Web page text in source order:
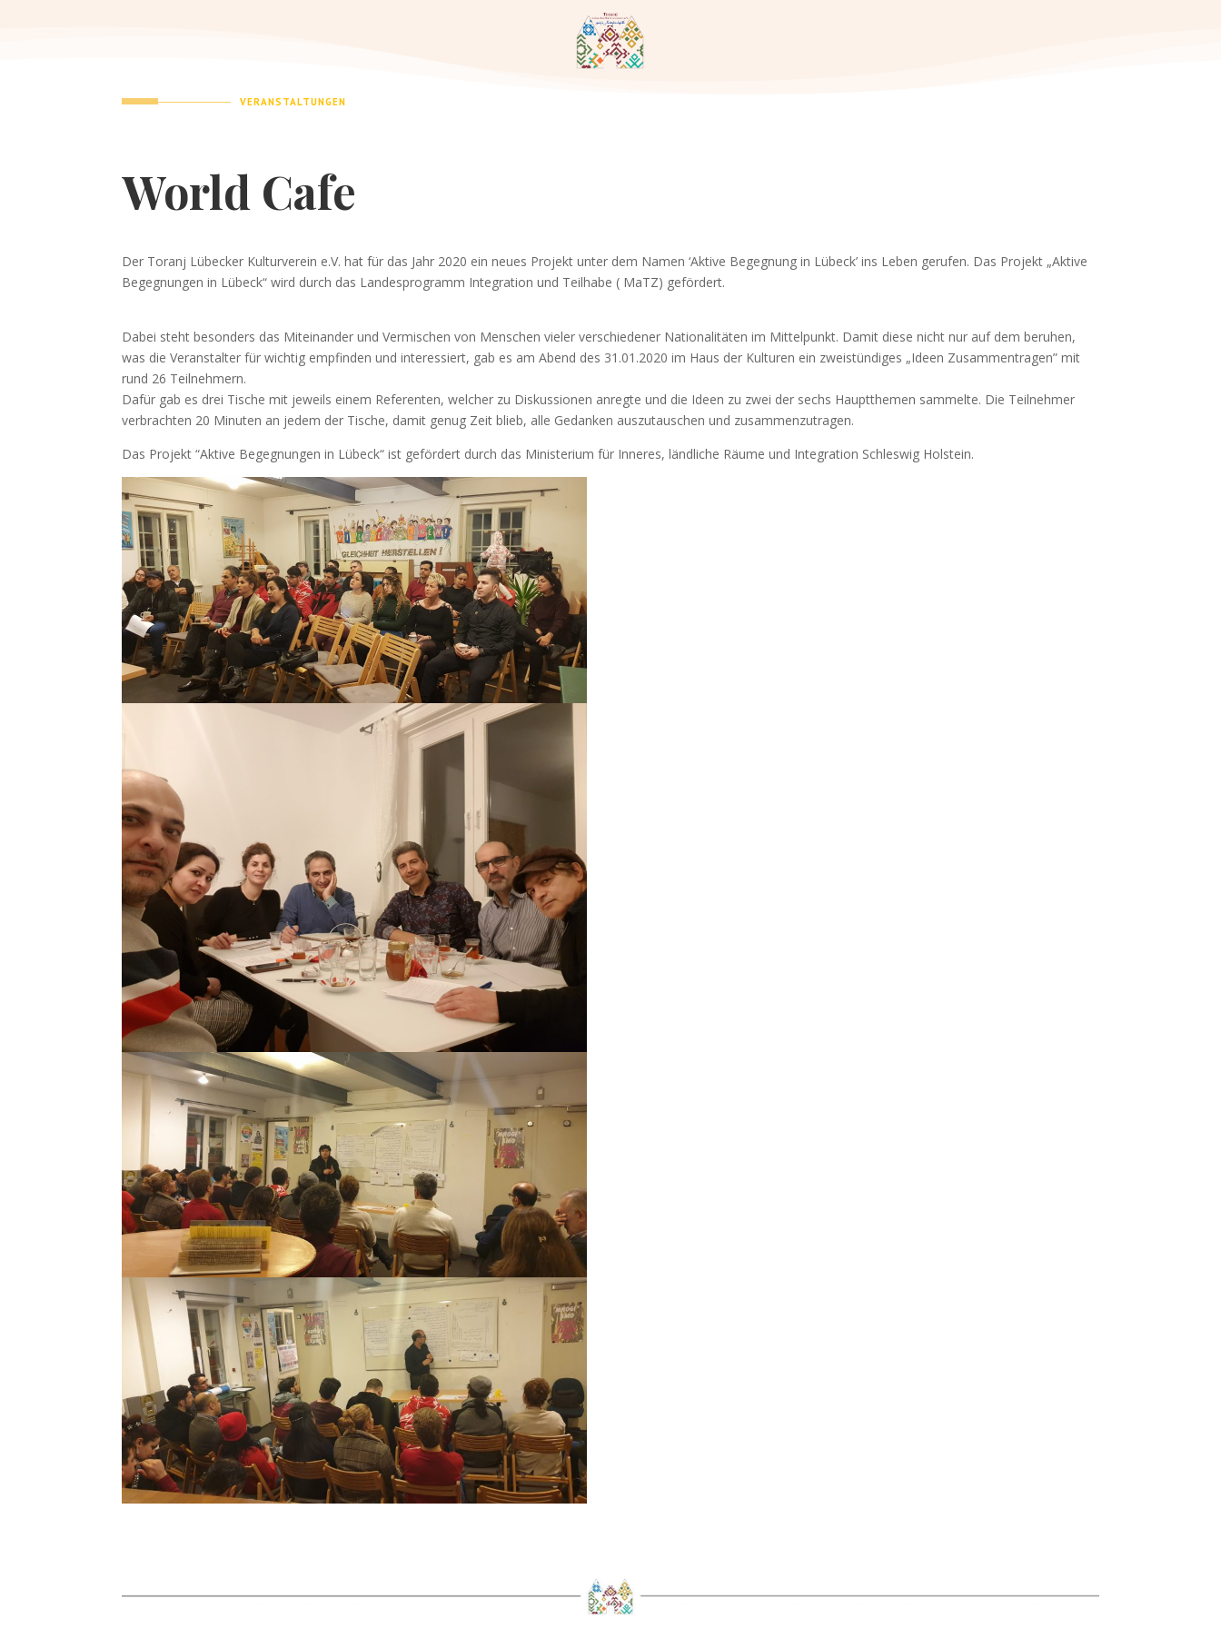
VERANSTALTUNGEN
World Cafe
Der Toranj Lübecker Kulturverein e.V. hat für das Jahr 2020 ein neues Projekt unter dem Namen ‘Aktive Begegnung in Lübeck’ ins Leben gerufen. Das Projekt „Aktive
Begegnungen in Lübeck“ wird durch das Landesprogramm Integration und Teilhabe ( MaTZ) gefördert.
Dabei steht besonders das Miteinander und Vermischen von Menschen vieler verschiedener Nationalitäten im Mittelpunkt. Damit diese nicht nur auf dem beruhen,
was die Veranstalter für wichtig empfinden und interessiert, gab es am Abend des 31.01.2020 im Haus der Kulturen ein zweistündiges „Ideen Zusammentragen” mit
rund 26 Teilnehmern.
Dafür gab es drei Tische mit jeweils einem Referenten, welcher zu Diskussionen anregte und die Ideen zu zwei der sechs Hauptthemen sammelte. Die Teilnehmer
verbrachten 20 Minuten an jedem der Tische, damit genug Zeit blieb, alle Gedanken auszutauschen und zusammenzutragen.
Das Projekt “Aktive Begegnungen in Lübeck“ ist gefördert durch das Ministerium für Inneres, ländliche Räume und Integration Schleswig Holstein.